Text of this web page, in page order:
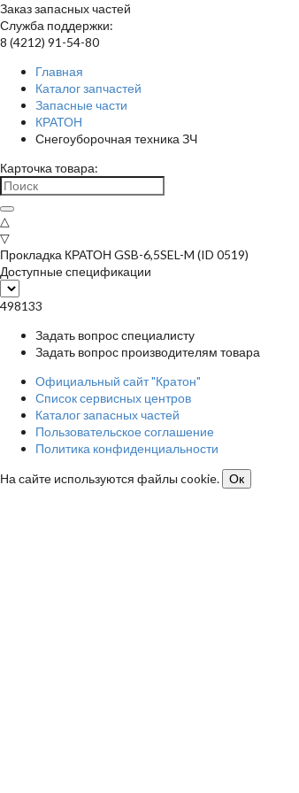
Заказ запасных частей
Служба поддержки:
8 (4212) 91-54-80
Главная
Каталог запчастей
Запасные части
КРАТОН
Снегоуборочная техника ЗЧ
Карточка товара:
△
▽
Прокладка КРАТОН GSB-6,5SEL-M (ID 0519)
Доступные спецификации
498133
Задать вопрос специалисту
Задать вопрос производителям товара
Официальный сайт "Кратон"
Список сервисных центров
Каталог запасных частей
Пользовательское соглашение
Политика конфиденциальности
На сайте используются файлы cookie.
Ок